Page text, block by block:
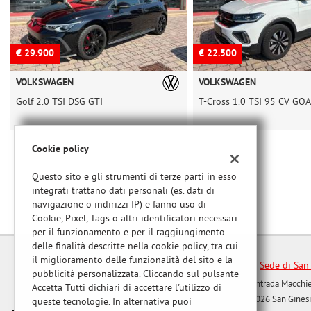
€ 29.900
VOLKSWAGEN
Golf 2.0 TSI DSG GTI
€ 22.500
VOLKSWAGEN
T-Cross 1.0 TSI 95 CV
Sede di
Contrada
62026 San
Cookie policy
Questo sito e gli strumenti di terze parti in esso
integrati trattano dati personali (es. dati di
navigazione o indirizzi IP) e fanno uso di
Cookie, Pixel, Tags o altri identificatori necessari
per il funzionamento e per il raggiungimento
delle finalità descritte nella cookie policy, tra cui
il miglioramento delle funzionalità del sito e la
pubblicità personalizzata. Cliccando sul pulsante
Accetta Tutti dichiari di accettare l'utilizzo di
queste tecnologie. In alternativa puoi
tracciamento
che
adottiamo
per
offrire
le
funzionalità
e
svolgere
le
attività
seguito
descritte.
ottenere
maggiori
informazioni
sull'utilità
funzionamento